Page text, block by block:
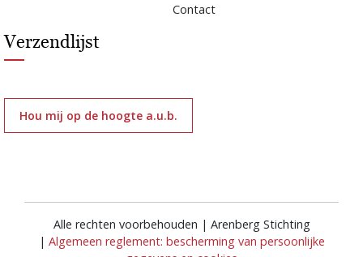
Contact
Verzendlijst
Hou mij op de hoogte a.u.b.
Alle rechten voorbehouden | Arenberg Stichting
| Algemeen reglement: bescherming van persoonlijke